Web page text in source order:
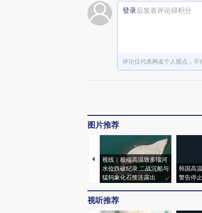
登录后发表评论得积分
评论仅代表网友个人观点，不
图片推荐
视线｜极端高温致多瑙河
水位跌破纪录 二战沉船与
猛犸象化石接连露出
韩国高
警告停
视听推荐